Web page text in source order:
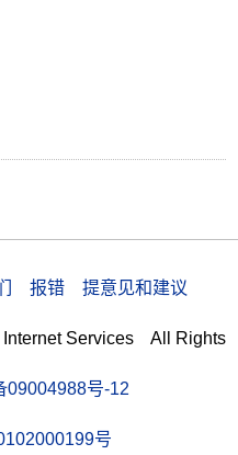
报错 提意见和建议
Services All Rights
09004988号-12
号